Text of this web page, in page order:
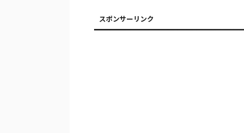
スポンサーリンク